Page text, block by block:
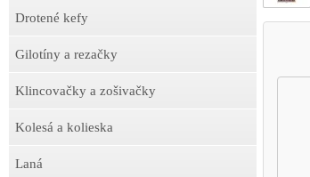
Drotené kefy
Gilotíny a rezačky
Klincovačky a zošivačky
Kolesá a kolieska
Laná